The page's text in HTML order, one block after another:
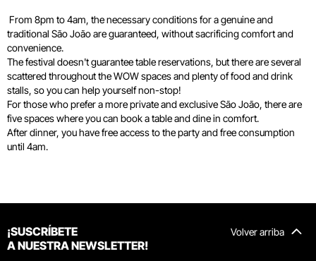
From 8pm to 4am, the necessary conditions for a genuine and
traditional São João are guaranteed, without sacrificing comfort and
convenience.
The festival doesn't guarantee table reservations, but there are several
scattered throughout the WOW spaces and plenty of food and drink
stalls, so you can help yourself non-stop!
For those who prefer a more private and exclusive São João, there are
five spaces where you can book a table and dine in comfort.
After dinner, you have free access to the party and free consumption
until 4am.
Volver arriba
¡SUSCRÍBETE
A NUESTRA NEWSLETTER!